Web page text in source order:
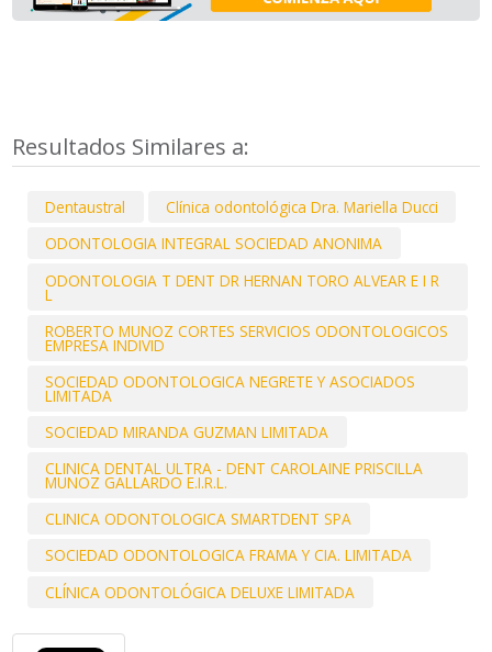
Resultados Similares a:
Dentaustral
Clínica odontológica Dra. Mariella Ducci
ODONTOLOGIA INTEGRAL SOCIEDAD ANONIMA
ODONTOLOGIA T DENT DR HERNAN TORO ALVEAR E I R
L
ROBERTO MUNOZ CORTES SERVICIOS ODONTOLOGICOS
EMPRESA INDIVID
SOCIEDAD ODONTOLOGICA NEGRETE Y ASOCIADOS
LIMITADA
SOCIEDAD MIRANDA GUZMAN LIMITADA
CLINICA DENTAL ULTRA - DENT CAROLAINE PRISCILLA
MUNOZ GALLARDO E.I.R.L.
CLINICA ODONTOLOGICA SMARTDENT SPA
SOCIEDAD ODONTOLOGICA FRAMA Y CIA. LIMITADA
CLÍNICA ODONTOLÓGICA DELUXE LIMITADA